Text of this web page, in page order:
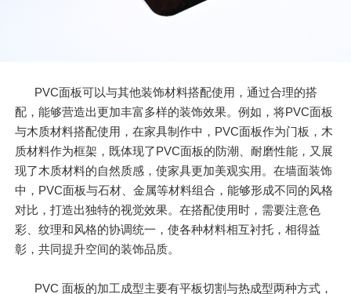
PVC面板可以与其他装饰材料搭配使用，通过合理的搭
配，能够营造出更加丰富多样的装饰效果。例如，将PVC面板
与木质材料搭配使用，在家具制作中，PVC面板作为门板，木
质材料作为框架，既体现了PVC面板的防潮、耐磨性能，又展
现了木质材料的自然质感，使家具更加美观实用。在墙面装饰
中，PVC面板与石材、金属等材料组合，能够形成不同的风格
对比，打造出独特的视觉效果。在搭配使用时，需要注意色
彩、纹理和风格的协调统一，使各种材料相互衬托，相得益
彰，共同提升空间的装饰品质。
PVC 面板的加工成型主要有平板切割与热成型两种方式，